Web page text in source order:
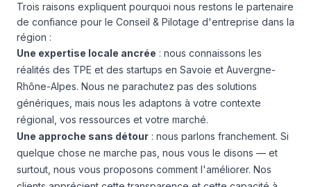
Trois raisons expliquent pourquoi nous restons le partenaire
de confiance pour le Conseil & Pilotage d'entreprise dans la
région :
Une expertise locale ancrée : nous connaissons les
réalités des TPE et des startups en Savoie et Auvergne-
Rhône-Alpes. Nous ne parachutez pas des solutions
génériques, mais nous les adaptons à votre contexte
régional, vos ressources et votre marché.
Une approche sans détour : nous parlons franchement. Si
quelque chose ne marche pas, nous vous le disons — et
surtout, nous vous proposons comment l'améliorer. Nos